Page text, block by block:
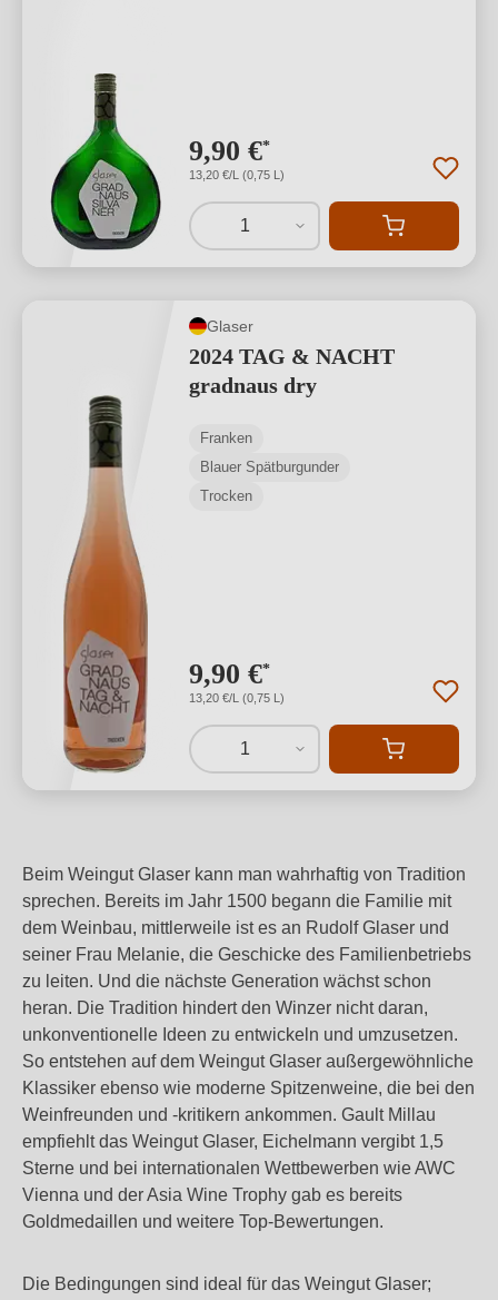
9,90 €*
13,20 €/L (0,75 L)
1
Glaser
2024 TAG & NACHT
gradnaus dry
Franken
Blauer Spätburgunder
Trocken
9,90 €*
13,20 €/L (0,75 L)
1
Beim Weingut Glaser kann man wahrhaftig von Tradition
sprechen. Bereits im Jahr 1500 begann die Familie mit
dem Weinbau, mittlerweile ist es an Rudolf Glaser und
seiner Frau Melanie, die Geschicke des Familienbetriebs
zu leiten. Und die nächste Generation wächst schon
heran. Die Tradition hindert den Winzer nicht daran,
unkonventionelle Ideen zu entwickeln und umzusetzen.
So entstehen auf dem Weingut Glaser außergewöhnliche
Klassiker ebenso wie moderne Spitzenweine, die bei den
Weinfreunden und -kritikern ankommen. Gault Millau
empfiehlt das Weingut Glaser, Eichelmann vergibt 1,5
Sterne und bei internationalen Wettbewerben wie AWC
Vienna und der Asia Wine Trophy gab es bereits
Goldmedaillen und weitere Top-Bewertungen.
Die Bedingungen sind ideal für das Weingut Glaser;